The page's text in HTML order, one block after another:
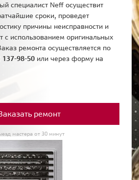
специалист Neff осуществит
сроки, проведет
причины неисправности и
с использованием оригинальных
ремонта осуществляется по
137-98-50 или через форму на
ремонт
мастера от 30 минут